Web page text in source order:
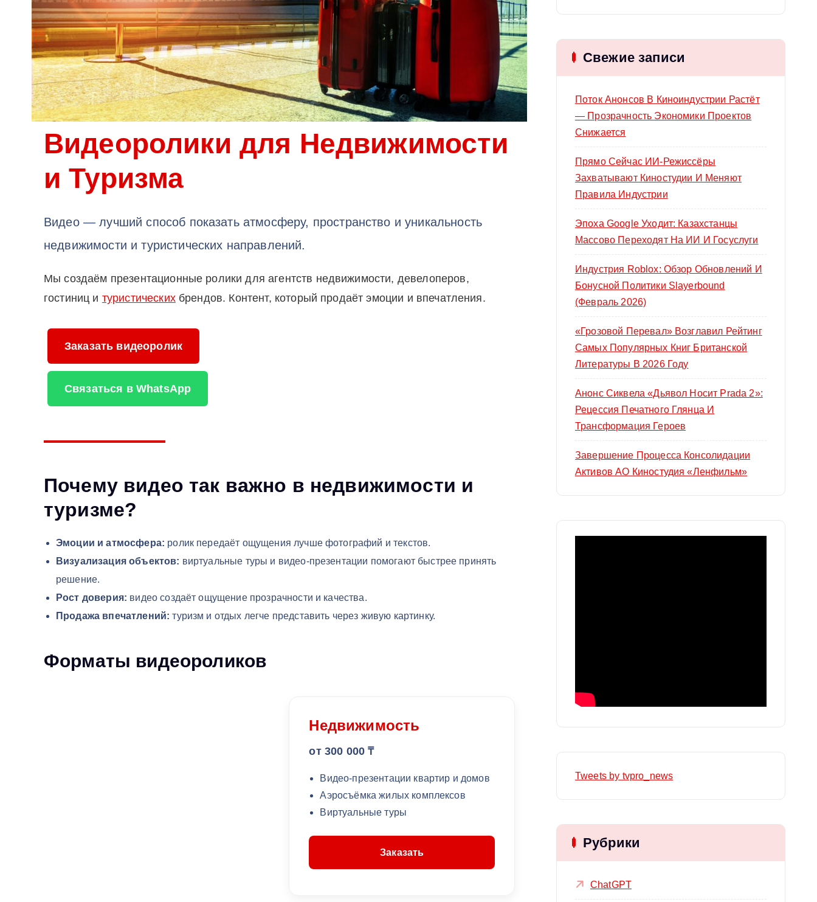
Видеоролики для Недвижимости
и Туризма
Видео — лучший способ показать атмосферу, пространство и уникальность
недвижимости и туристических направлений.
Мы создаём презентационные ролики для агентств недвижимости, девелоперов,
гостиниц и туристическихбрендов. Контент, который продаёт эмоции и впечатления.
Заказать видеоролик
Связаться в WhatsApp
Почему видео так важно в недвижимости и
туризме?
Эмоции и атмосфера: ролик передаёт ощущения лучше фотографий и текстов.
Визуализация объектов: виртуальные туры и видео-презентации помогают быстрее принять
решение.
Рост доверия: видео создаёт ощущение прозрачности и качества.
Продажа впечатлений: туризм и отдых легче представить через живую картинку.
Форматы видеороликов
Недвижимость
от 300 000 ₸
Видео-презентации квартир и домов
Аэросъёмка жилых комплексов
Виртуальные туры
Заказать
и
:
Свежие записи
Поток Анонсов В Киноиндустрии Растёт
— Прозрачность Экономики Проектов
Снижается
Прямо Сейчас ИИ-Режиссёры
Захватывают Киностудии И Меняют
Правила Индустрии
Эпоха Google Уходит: Казахстанцы
Массово Переходят На ИИ И Госуслуги
Индустрия Roblox: Обзор Обновлений И
Бонусной Политики Slayerbound
(февраль 2026)
«Грозовой Перевал» Возглавил Рейтинг
Самых Популярных Книг Британской
Литературы В 2026 Году
Анонс Сиквела «Дьявол Носит Prada 2»:
Рецессия Печатного Глянца И
Трансформация Героев
Завершение Процесса Консолидации
Активов АО Киностудия «Ленфильм»
Tweets by tvpro_news
Рубрики
ChatGPT